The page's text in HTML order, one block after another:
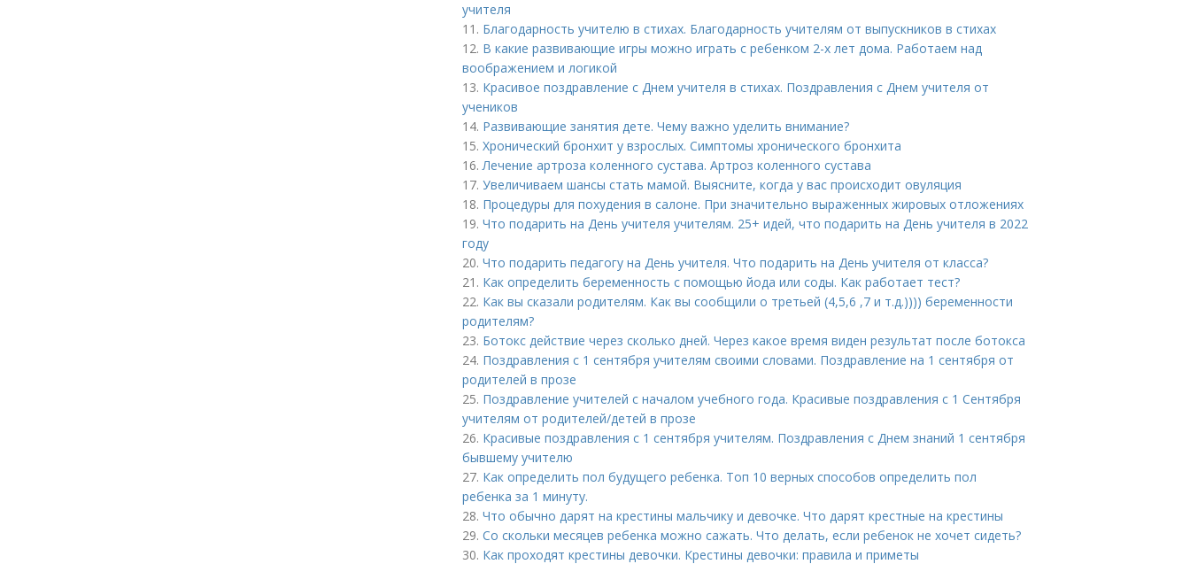
учителя
11. Благодарность учителю в стихах. Благодарность учителям от выпускников в стихах
12. В какие развивающие игры можно играть с ребенком 2-х лет дома. Работаем над
воображением и логикой
13. Красивое поздравление с Днем учителя в стихах. Поздравления с Днем учителя от
учеников
14. Развивающие занятия дете. Чему важно уделить внимание?
15. Хронический бронхит у взрослых. Симптомы хронического бронхита
16.Лечение артроза коленного сустава. Артроз коленного сустава
17. Увеличиваем шансы стать мамой. Выясните, когда у вас происходит овуляция
18. Процедуры для похудения в салоне. При значительно выраженных жировых отложениях
19. Что подарить на День учителя учителям. 25+ идей, что подарить на День учителя в 2022
году
20. Что подарить педагогу на День учителя. Что подарить на День учителя от класса?
21. Как определить беременность с помощью йода или соды. Как работает тест?
22. Как вы сказали родителям. Как вы сообщили о третьей (4,5,6 ,7 и т.д.)))) беременности
родителям?
23. Ботокс действие через сколько дней. Через какое время виден результат после ботокса
24. Поздравления с 1 сентября учителям своими словами. Поздравление на 1 сентября от
родителей в прозе
25. Поздравление учителей с началом учебного года. Красивые поздравления с 1 Сентября
учителям от родителей/детей в прозе
26. Красивые поздравления с 1 сентября учителям. Поздравления с Днем знаний 1 сентября
бывшему учителю
27. Как определить пол будущего ребенка. Топ 10 верных способов определить пол
ребенка за 1 минуту.
28. Что обычно дарят на крестины мальчику и девочке. Что дарят крестные на крестины
29. Со скольки месяцев ребенка можно сажать. Что делать, если ребенок не хочет сидеть?
30. Как проходят крестины девочки. Крестины девочки: правила и приметы